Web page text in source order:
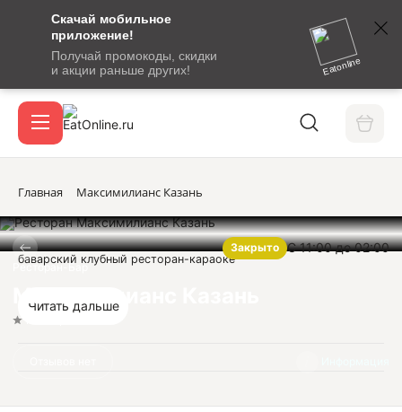
Скачай мобильное
приложение!
Получай промокоды, скидки
и акции раньше других!
Eatonline
сообщение
кодом
подтверждения
Вход / регистрация
Акции
Главная Максимилианс Казань
Закрыто С 11:00 до 02:00
Ресторан-Бар
Максимилианс Казань
баварский клубный ресторан-караоке
Читать дальше